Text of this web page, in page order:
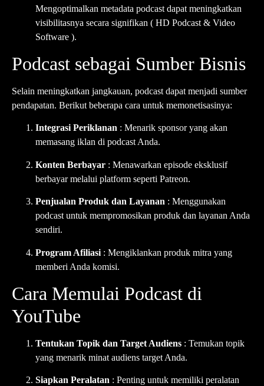
Mengoptimalkan metadata podcast dapat meningkatkan
visibilitasnya secara signifikan ( HD Podcast & Video
Software ).
Podcast sebagai Sumber Bisnis
Selain meningkatkan jangkauan, podcast dapat menjadi sumber
pendapatan. Berikut beberapa cara untuk memonetisasinya:
Integrasi Periklanan : Menarik sponsor yang akan
memasang iklan di podcast Anda.
Konten Berbayar : Menawarkan episode eksklusif
berbayar melalui platform seperti Patreon.
Penjualan Produk dan Layanan : Menggunakan
podcast untuk mempromosikan produk dan layanan Anda
sendiri.
Program Afiliasi : Mengiklankan produk mitra yang
memberi Anda komisi.
Cara Memulai Podcast di
YouTube
Tentukan Topik dan Target Audiens : Temukan topik
yang menarik minat audiens target Anda.
Siapkan Peralatan : Penting untuk memiliki peralatan